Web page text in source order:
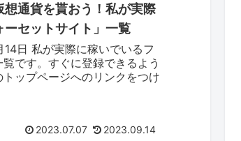
想通貨を貰おう！私が実際
ーセットサイト」一覧
日 私が実際に稼いでいるフ
です。すぐに登録できるよう
ップページへのリンクをつけ
2023.07.07 2023.09.14